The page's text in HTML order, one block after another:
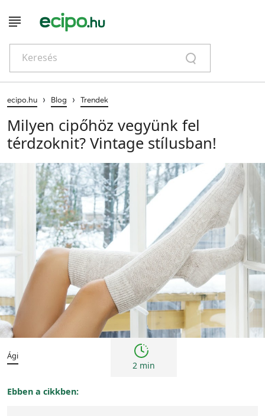
Keresés
ecipo.hu › Blog › Trendek
Milyen cipőhöz vegyünk fel
térdzoknit? Vintage stílusban!
Trendek
Ági
2 min
Ebben a cikkben: